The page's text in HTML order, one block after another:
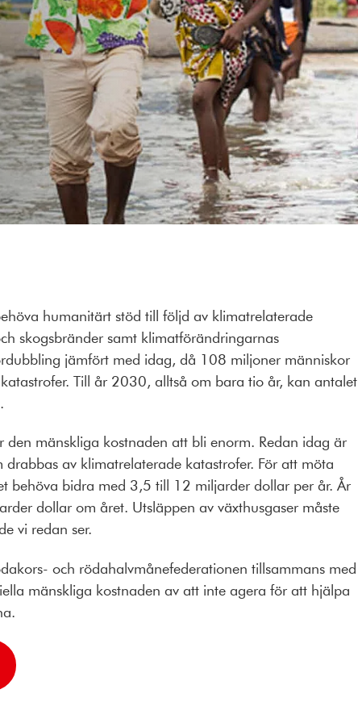
humanitärt stöd till följd av klimatrelaterade
skogsbränder samt klimatförändringarnas
jämfört med idag, då 108 miljoner människor
Till år 2030, alltså om bara tio år, kan antalet
mänskliga kostnaden att bli enorm. Redan idag är
av klimatrelaterade katastrofer. För att möta
behöva bidra med 3,5 till 12 miljarder dollar per år. År
dollar om året. Utsläppen av växthusgaser måste
vi redan ser.
och rödahalvmånefederationen tillsammans med
mänskliga kostnaden av att inte agera för att hjälpa